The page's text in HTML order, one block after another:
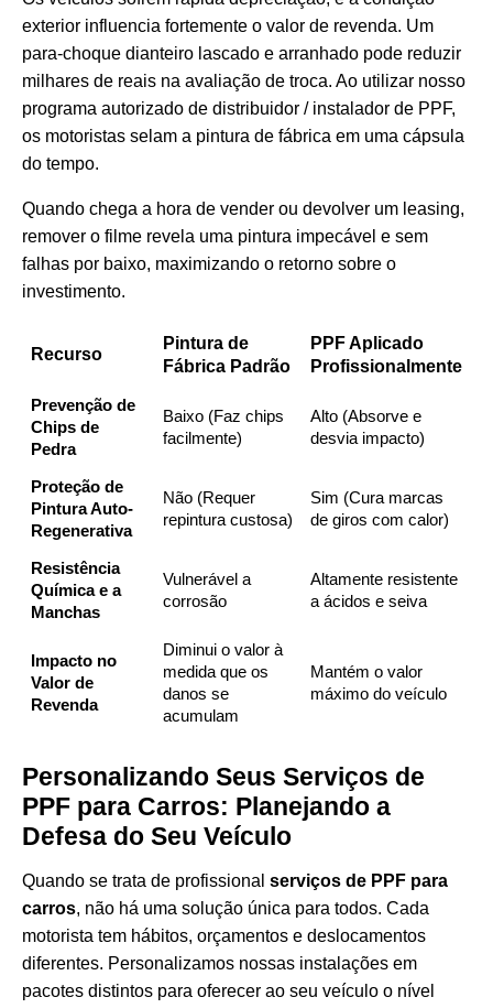
exterior influencia fortemente o valor de revenda. Um
para-choque dianteiro lascado e arranhado pode reduzir
milhares de reais na avaliação de troca. Ao utilizar nosso
programa autorizado de distribuidor / instalador de PPF,
os motoristas selam a pintura de fábrica em uma cápsula
do tempo.
Quando chega a hora de vender ou devolver um leasing,
remover o filme revela uma pintura impecável e sem
falhas por baixo, maximizando o retorno sobre o
investimento.
Recurso
Pintura de
Fábrica Padrão
PPF Aplicado
Profissionalmente
Prevenção de
Chips de
Pedra
Baixo (Faz chips
facilmente)
Alto (Absorve e
desvia impacto)
Proteção de
Pintura Auto-
Regenerativa
Não (Requer
repintura custosa)
Sim (Cura marcas
de giros com calor)
Resistência
Química e a
Manchas
Vulnerável a
corrosão
Altamente resistente
a ácidos e seiva
Impacto no
Valor de
Revenda
Diminui o valor à
medida que os
danos se
acumulam
Mantém o valor
máximo do veículo
Personalizando Seus Serviços de
PPF para Carros: Planejando a
Defesa do Seu Veículo
Quando se trata de profissional serviços de PPF para
carros, não há uma solução única para todos. Cada
motorista tem hábitos, orçamentos e deslocamentos
diferentes. Personalizamos nossas instalações em
pacotes distintos para oferecer ao seu veículo o nível